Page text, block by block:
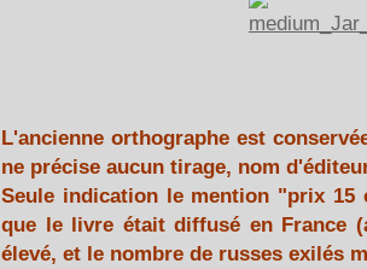
L'ancienne orthographe est
ne précise aucun tirage, nom
Seule indication le mention "prix
que le livre était diffusé en France
élevé, et le nombre de russes exilés